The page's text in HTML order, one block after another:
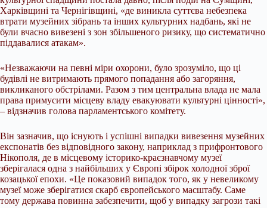
Харківщині та Чернігівщині, «де виникла суттєва небезпека
втрати музейних зібрань та інших культурних надбань, які не
були вчасно вивезені з зон збільшеного ризику, що систематично
піддавалися атакам».
«Незважаючи на певні міри охорони, було зрозуміло, що ці
будівлі не витримають прямого попадання або загоряння,
викликаного обстрілами. Разом з тим центральна влада не мала
права примусити місцеву владу евакуювати культурні цінності»,
– відзначив голова парламентського комітету.
Він зазначив, що існують і успішні випадки вивезення музейних
експонатів без відповідного закону, наприклад з прифронтового
Нікополя, де в місцевому історико-краєзнавчому музеї
зберігалася одна з найбільших у Європі збірок холодної зброї
козацької епохи. «Це показовий випадок того, як у невеликому
музеї може зберігатися скарб європейського масштабу. Саме
тому держава повинна забезпечити, щоб у випадку загрози такі